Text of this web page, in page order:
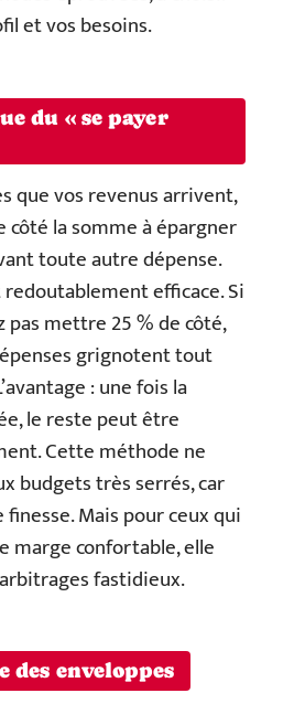
et vos besoins.
du « se payer
que vos revenus arrivent,
côté la somme à épargner
toute autre dépense.
redoutablement efficace. Si
pas mettre 25 % de côté,
grignotent tout
: une fois la
le reste peut être
Cette méthode ne
budgets très serrés, car
Mais pour ceux qui
marge confortable, elle
fastidieux.
des enveloppes